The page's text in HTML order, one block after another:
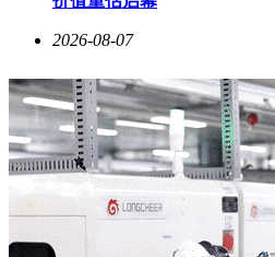
2026-08-07